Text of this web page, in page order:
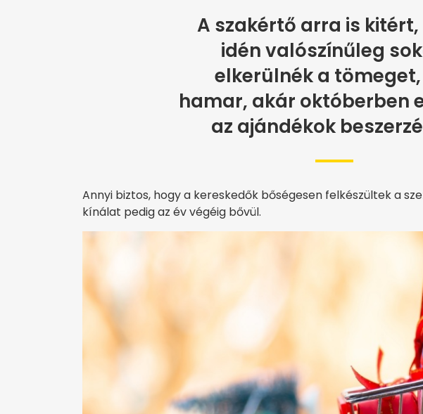
A szakértő arra is
idén valószínűleg
elkerülnék a
hamar, akár októberben
az ajándékok
Annyi biztos, hogy a kereskedők bőségesen felkészültek a
kínálat pedig az év végéig bővül.